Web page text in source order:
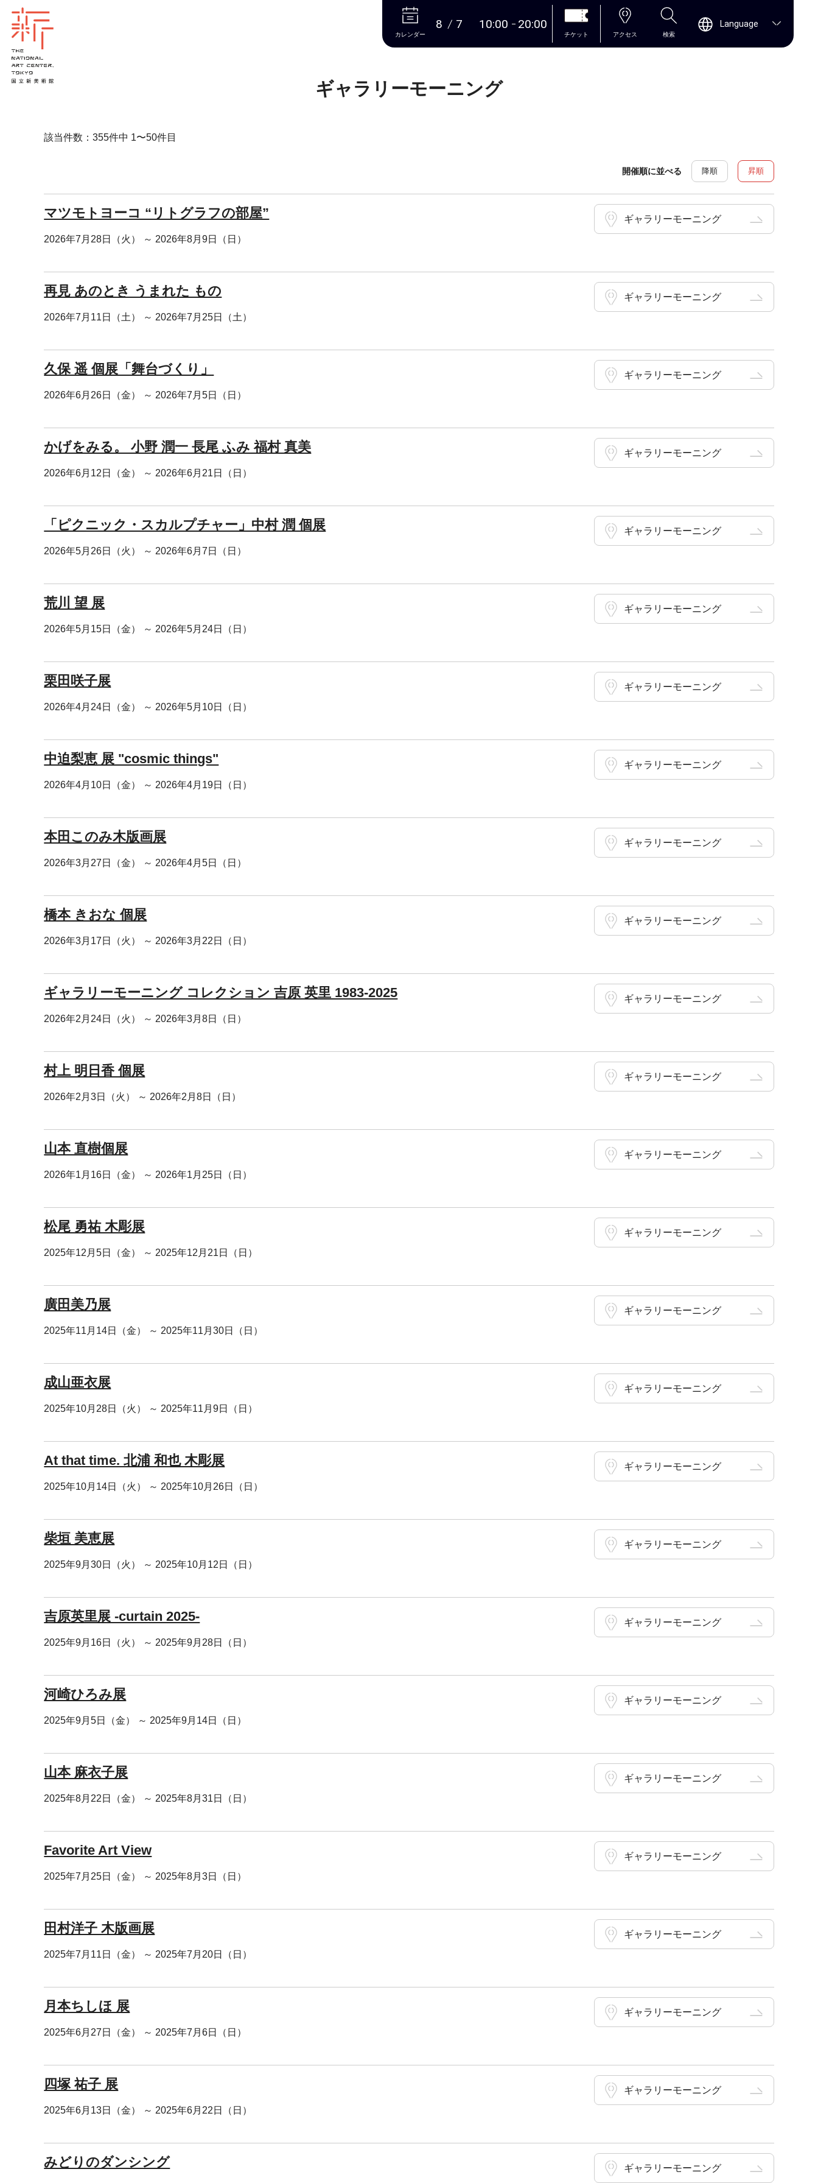
本文へ
カレンダー
8 7 10:00 20:00
チケット アクセス 検索
Language
ギャラリーモーニング
該当件数：355件中 1〜50件目
開催順に並べる 降順 昇順
マツモトヨーコ “リトグラフの部屋”
2026年7月28日（火） ～ 2026年8月9日（日）
ギャラリーモーニング
再見 あのとき うまれた もの
2026年7月11日（土） ～ 2026年7月25日（土）
ギャラリーモーニング
久保 遥 個展「舞台づくり」
2026年6月26日（金） ～ 2026年7月5日（日）
ギャラリーモーニング
かげをみる。 小野 潤一 長尾 ふみ 福村 真美
2026年6月12日（金） ～ 2026年6月21日（日）
ギャラリーモーニング
「ピクニック・スカルプチャー」中村 潤 個展
2026年5月26日（火） ～ 2026年6月7日（日）
ギャラリーモーニング
荒川 望 展
2026年5月15日（金） ～ 2026年5月24日（日）
ギャラリーモーニング
栗田咲子展
2026年4月24日（金） ～ 2026年5月10日（日）
ギャラリーモーニング
中迫梨恵 展 "cosmic things"
2026年4月10日（金） ～ 2026年4月19日（日）
ギャラリーモーニング
本田このみ木版画展
2026年3月27日（金） ～ 2026年4月5日（日）
ギャラリーモーニング
橋本 きおな 個展
2026年3月17日（火） ～ 2026年3月22日（日）
ギャラリーモーニング
ギャラリーモーニング コレクション 吉原 英里 1983-2025
2026年2月24日（火） ～ 2026年3月8日（日）
ギャラリーモーニング
村上 明日香 個展
2026年2月3日（火） ～ 2026年2月8日（日）
ギャラリーモーニング
山本 直樹個展
2026年1月16日（金） ～ 2026年1月25日（日）
ギャラリーモーニング
松尾 勇祐 木彫展
2025年12月5日（金） ～ 2025年12月21日（日）
ギャラリーモーニング
廣田美乃展
2025年11月14日（金） ～ 2025年11月30日（日）
ギャラリーモーニング
成山亜衣展
2025年10月28日（火） ～ 2025年11月9日（日）
ギャラリーモーニング
At that time. 北浦 和也 木彫展
2025年10月14日（火） ～ 2025年10月26日（日）
ギャラリーモーニング
柴垣 美恵展
2025年9月30日（火） ～ 2025年10月12日（日）
ギャラリーモーニング
吉原英里展 -curtain 2025-
2025年9月16日（火） ～ 2025年9月28日（日）
ギャラリーモーニング
河崎ひろみ展
2025年9月5日（金） ～ 2025年9月14日（日）
ギャラリーモーニング
山本 麻衣子展
2025年8月22日（金） ～ 2025年8月31日（日）
ギャラリーモーニング
Favorite Art View
2025年7月25日（金） ～ 2025年8月3日（日）
ギャラリーモーニング
田村洋子 木版画展
2025年7月11日（金） ～ 2025年7月20日（日）
ギャラリーモーニング
月本ちしほ 展
2025年6月27日（金） ～ 2025年7月6日（日）
ギャラリーモーニング
四塚 祐子 展
2025年6月13日（金） ～ 2025年6月22日（日）
ギャラリーモーニング
みどりのダンシング ギャラリーモーニング